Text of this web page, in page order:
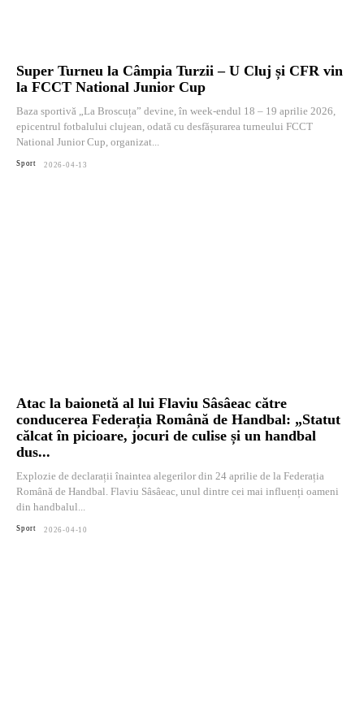
Super Turneu la Câmpia Turzii – U Cluj și CFR vin
la FCCT National Junior Cup
Baza sportivă „La Broscuța” devine, în week-endul 18 – 19 aprilie 2026,
epicentrul fotbalului clujean, odată cu desfășurarea turneului FCCT
National Junior Cup, organizat...
Sport 2026-04-13
Atac la baionetă al lui Flaviu Sâsâeac către
conducerea Federația Română de Handbal: „Statut
călcat în picioare, jocuri de culise și un handbal
dus...
Explozie de declarații înaintea alegerilor din 24 aprilie de la Federația
Română de Handbal. Flaviu Sâsâeac, unul dintre cei mai influenți oameni
din handbalul...
Sport 2026-04-10